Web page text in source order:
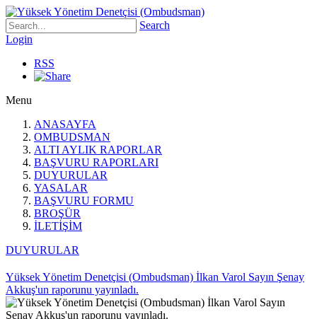
Search
Login
RSS
Menu
ANASAYFA
OMBUDSMAN
ALTI AYLIK RAPORLAR
BAŞVURU RAPORLARI
DUYURULAR
YASALAR
BAŞVURU FORMU
BROŞÜR
İLETİŞİM
DUYURULAR
Yüksek Yönetim Denetçisi (Ombudsman) İlkan Varol Sayın Şenay
Akkuş'un raporunu yayınladı.